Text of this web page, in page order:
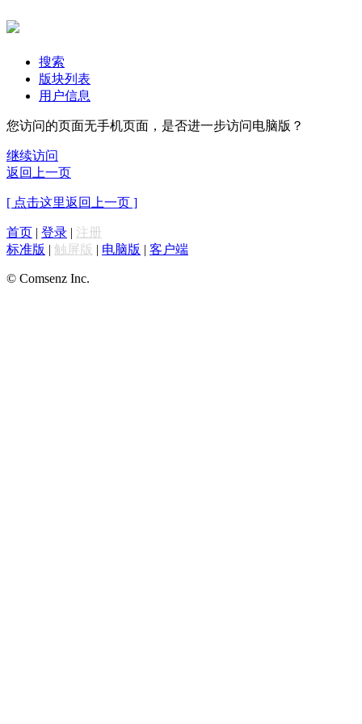
搜索
版块列表
用户信息
您访问的页面无手机页面，是否进一步访问电脑版？
继续访问
返回上一页
[ 点击这里返回上一页 ]
首页 | 登录 | 注册
标准版 | 触屏版 | 电脑版 | 客户端
© Comsenz Inc.